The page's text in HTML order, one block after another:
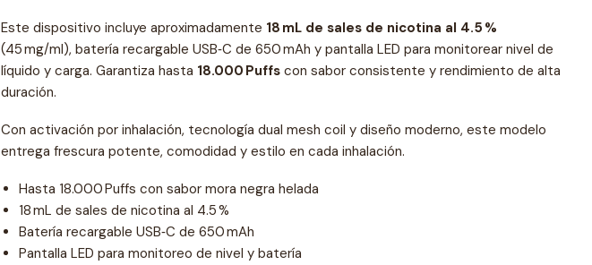
Este dispositivo incluye aproximadamente 18 mL de sales de nicotina al 4.5 %
(45 mg/ml), batería recargable USB‑C de 650 mAh y pantalla LED para monitorear nivel de
líquido y carga. Garantiza hasta 18.000 Puffs con sabor consistente y rendimiento de alta
duración.
Con activación por inhalación, tecnología dual mesh coil y diseño moderno, este modelo
entrega frescura potente, comodidad y estilo en cada inhalación.
Hasta 18.000 Puffs con sabor mora negra helada
18 mL de sales de nicotina al 4.5 %
Batería recargable USB‑C de 650 mAh
Pantalla LED para monitoreo de nivel y batería